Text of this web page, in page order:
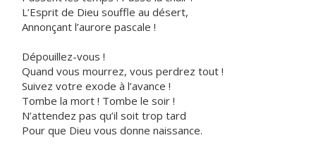
L’Esprit de Dieu souffle au désert,
Annonçant l’aurore pascale !
Dépouillez-vous !
Quand vous mourrez, vous perdrez tout !
Suivez votre exode à l’avance !
Tombe la mort ! Tombe le soir !
N’attendez pas qu’il soit trop tard
Pour que Dieu vous donne naissance.